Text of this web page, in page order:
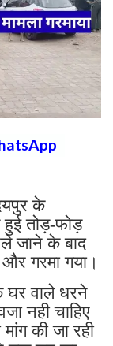
के
हुई तोड़-फोड़
जाने के बाद
और गरमा गया।
घर वाले धरने
नही चाहिए
की जा रही